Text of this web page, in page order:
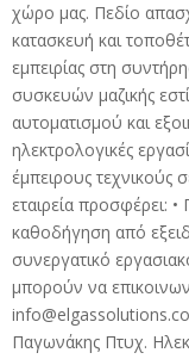
χώρο μας. Πεδίο
κατασκευή και
εμπειρίας στη
συσκευών μαζικής
αυτοματισμού και
ηλεκτρολογικές
έμπειρους τεχνικούς
εταιρεία προσφέρει:
καθοδήγηση από
συνεργατικό
μπορούν να
Παγωνάκης Πτυχ.